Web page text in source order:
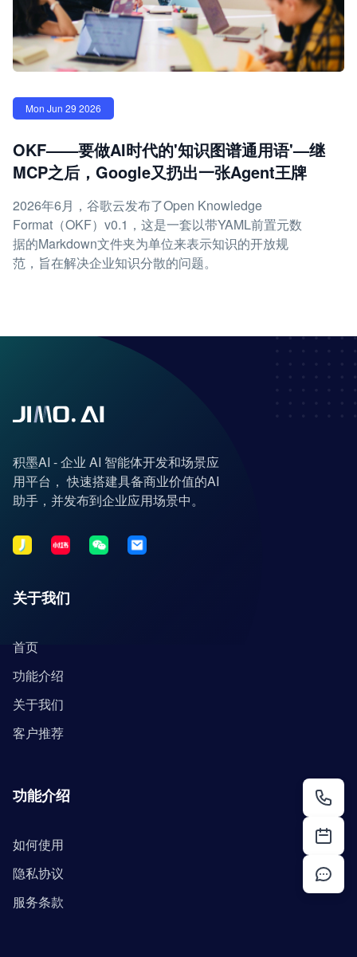
Mon Jun 29 2026
OKF——要做AI时代的'知识图谱通用语'—继
MCP之后，Google又扔出一张Agent王牌
2026年6月，谷歌云发布了Open Knowledge
Format（OKF）v0.1，这是一套以带YAML前置元数
据的Markdown文件夹为单位来表示知识的开放规
范，旨在解决企业知识分散的问题。
积墨AI - 企业 AI 智能体开发和场景应
用平台， 快速搭建具备商业价值的AI
助手，并发布到企业应用场景中。
关于我们
首页
功能介绍
关于我们
客户推荐
功能介绍
如何使用
隐私协议
服务条款